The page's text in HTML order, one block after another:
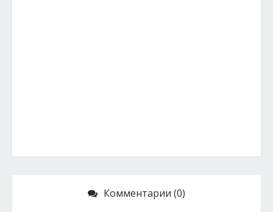
Комментарии (0)